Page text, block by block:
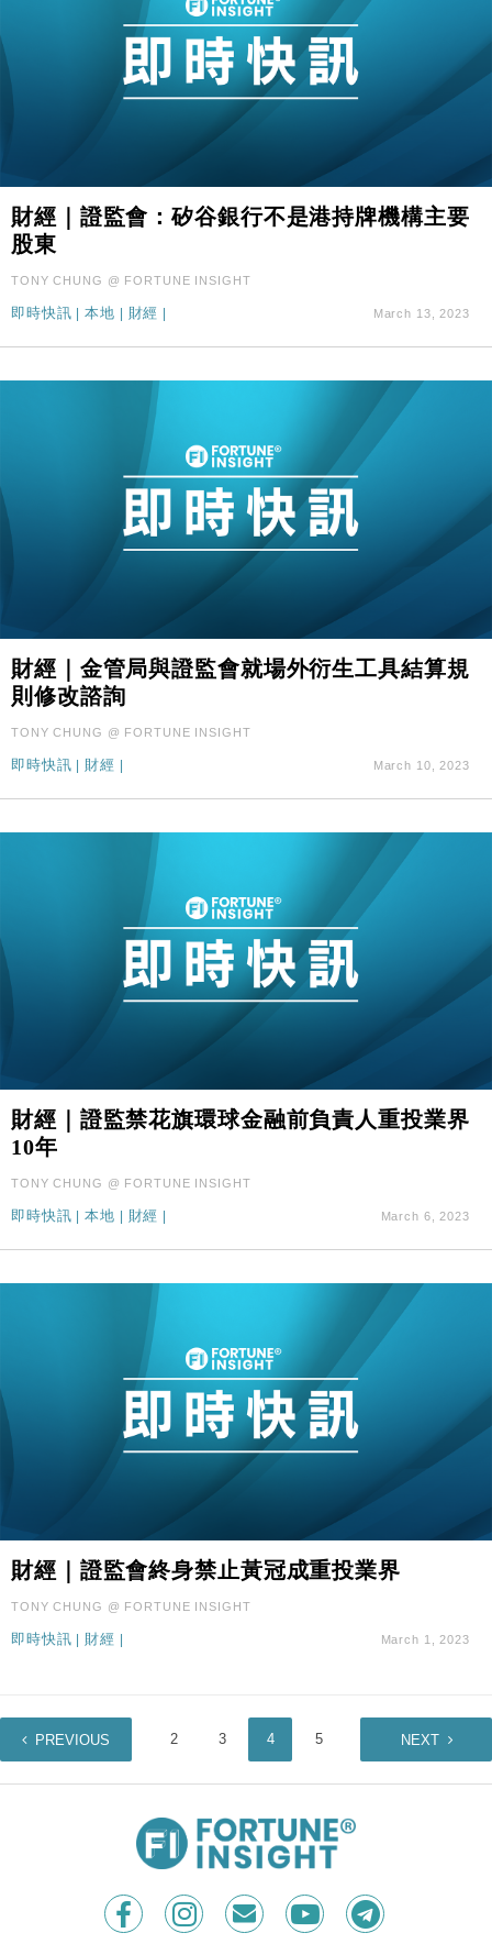
財經｜證監會：矽谷銀行不是港持牌機構主要
股東
TONY CHUNG @ FORTUNE INSIGHT
即時快訊 |本地 財經 March 13, 2023
財經｜金管局與證監會就場外衍生工具結算規
則修改諮詢
TONY CHUNG @ FORTUNE INSIGHT
即時快訊 | 財經 | March 10, 2023
財經｜證監禁花旗環球金融前負責人重投業界
10年
TONY CHUNG @ FORTUNE INSIGHT
即時快訊 |本地 財經 March 6, 2023
財經｜證監會終身禁止黃冠成重投業界
TONY CHUNG @ FORTUNE INSIGHT
即時快訊 財經 March 1, 2023
PREVIOUS 2 3 4 5 NEXT